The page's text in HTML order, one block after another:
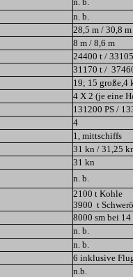
n. b.
28,5 m / 30,8 m
8 m / 8,6 m
24400 t /
31170 t /
19; 15 große,4
4 X 2 (je eine
131200 PS /
4
1, mittschiffs
31 kn / 31,25
31 kn
n. b.
2100 t Kohle
3900 t
8000 sm bei
n. b.
n. b.
6 inklusive
n.b.